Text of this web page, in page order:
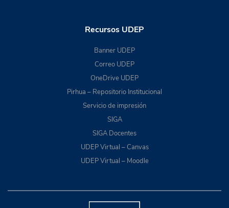
Recursos UDEP
Banner UDEP
Correo UDEP
OneDrive UDEP
Pirhua – Repositorio Institucional
Servicio de impresión
SIGA
SIGA Docentes
UDEP Virtual – Canvas
UDEP Virtual – Moodle